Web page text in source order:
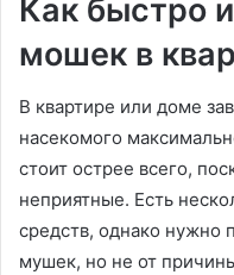
Как быстро
мошек в
В квартире или доме
насекомого
стоит острее всего,
неприятные. Есть
средств, однако нужно
мушек, но не от